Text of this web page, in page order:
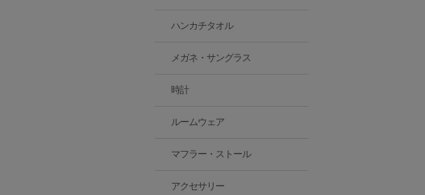
ハンカチタオル
メガネ・サングラス
時計
ルームウェア
マフラー・ストール
アクセサリー